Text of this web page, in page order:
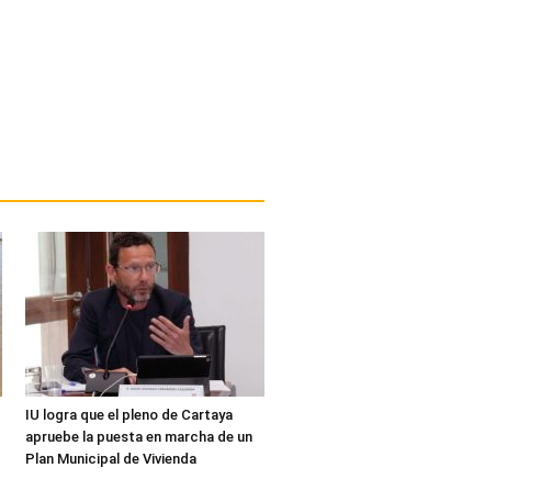
IU logra que el pleno de Cartaya
apruebe la puesta en marcha de un
Plan Municipal de Vivienda